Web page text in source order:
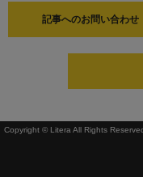
記事へのお問い合わせ
Copyright © Litera All Rights